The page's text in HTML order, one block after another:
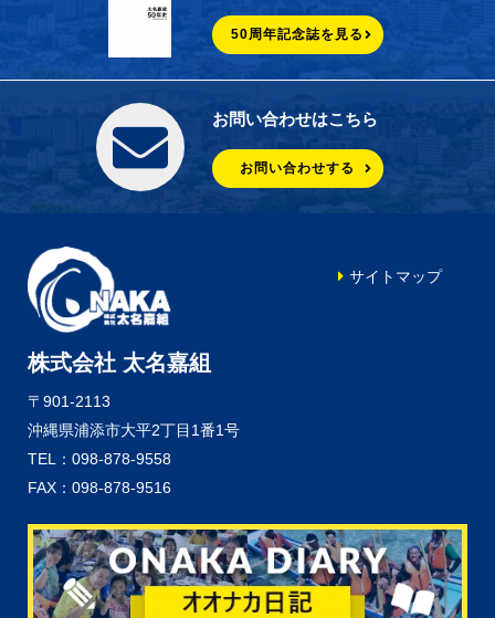
50周年記念誌を見る
お問い合わせはこちら
お問い合わせする
株式会社 太名嘉組
〒901-2113
沖縄県浦添市大平2丁目1番1号
TEL：098-878-9558
FAX：098-878-9516
サイトマップ